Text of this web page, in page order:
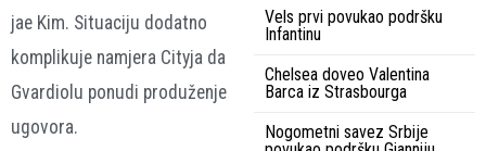
jae Kim. Situaciju dodatno
komplikuje namjera Cityja da
Gvardiolu ponudi produženje
ugovora.
Vels prvi povukao podršku
Infantinu
Chelsea doveo Valentina
Barca iz Strasbourga
Nogometni savez Srbije